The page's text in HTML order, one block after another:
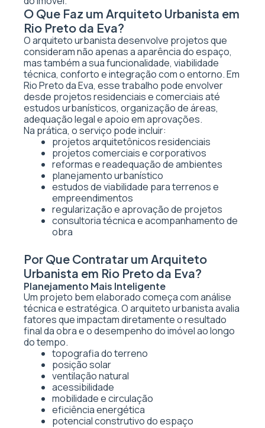
O Que Faz um Arquiteto Urbanista em
Rio Preto da Eva?
O arquiteto urbanista desenvolve projetos que
consideram não apenas a aparência do espaço,
mas também a sua funcionalidade, viabilidade
técnica, conforto e integração com o entorno. Em
Rio Preto da Eva, esse trabalho pode envolver
desde projetos residenciais e comerciais até
estudos urbanísticos, organização de áreas,
adequação legal e apoio em aprovações.
Na prática, o serviço pode incluir:
projetos arquitetônicos residenciais
projetos comerciais e corporativos
reformas e readequação de ambientes
planejamento urbanístico
estudos de viabilidade para terrenos e
empreendimentos
regularização e aprovação de projetos
consultoria técnica e acompanhamento de
obra
Por Que Contratar um Arquiteto
Urbanista em Rio Preto da Eva?
Planejamento Mais Inteligente
Um projeto bem elaborado começa com análise
técnica e estratégica. O arquiteto urbanista avalia
fatores que impactam diretamente o resultado
final da obra e o desempenho do imóvel ao longo
do tempo.
topografia do terreno
posição solar
ventilação natural
acessibilidade
mobilidade e circulação
eficiência energética
potencial construtivo do espaço